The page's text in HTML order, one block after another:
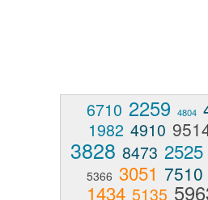
6710 2259 4804
1982 4910
3828 8473 2525
5366 3051 7510
1434 5135